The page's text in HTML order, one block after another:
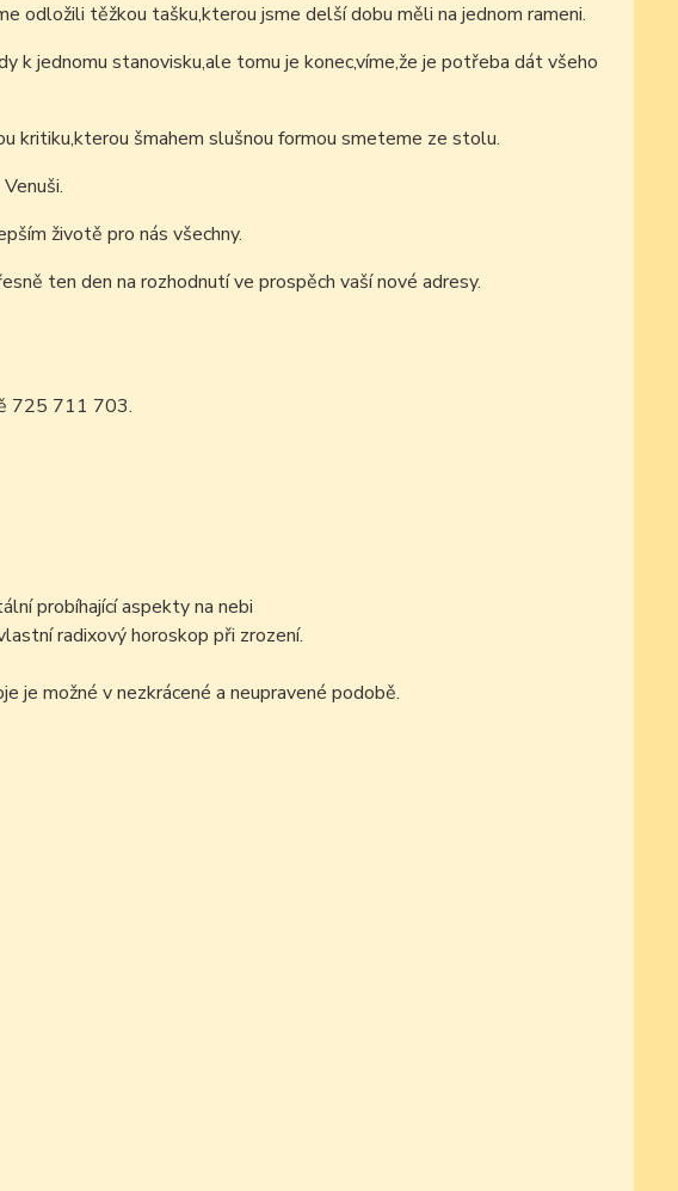
odložili těžkou tašku,kterou jsme delší dobu měli na jednom rameni.
k jednomu stanovisku,ale tomu je konec,víme,že je potřeba dát všeho
kritiku,kterou šmahem slušnou formou smeteme ze stolu.
životě pro nás všechny.
ten den na rozhodnutí ve prospěch vaší nové adresy.
725 711 703.
probíhající aspekty na nebi
radixový horoskop při zrození.
je možné v nezkrácené a neupravené podobě.